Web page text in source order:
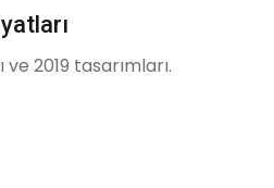
2019 tasarımları.